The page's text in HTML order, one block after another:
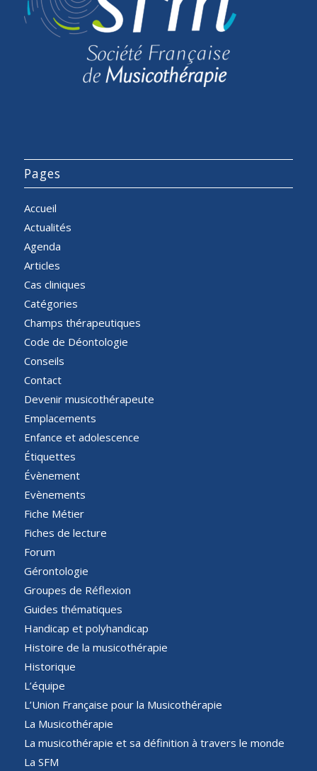
Pages
Accueil
Actualités
Agenda
Articles
Cas cliniques
Catégories
Champs thérapeutiques
Code de Déontologie
Conseils
Contact
Devenir musicothérapeute
Emplacements
Enfance et adolescence
Étiquettes
Évènement
Evènements
Fiche Métier
Fiches de lecture
Forum
Gérontologie
Groupes de Réflexion
Guides thématiques
Handicap et polyhandicap
Histoire de la musicothérapie
Historique
L’équipe
L’Union Française pour la Musicothérapie
La Musicothérapie
La musicothérapie et sa définition à travers le monde
La SFM